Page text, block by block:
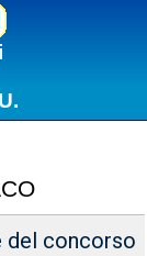
del concorso